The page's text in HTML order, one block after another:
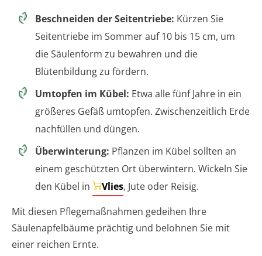
Beschneiden der Seitentriebe: Kürzen Sie
Seitentriebe im Sommer auf 10 bis 15 cm, um
die Säulenform zu bewahren und die
Blütenbildung zu fördern.
Umtopfen im Kübel: Etwa alle fünf Jahre in ein
größeres Gefäß umtopfen. Zwischenzeitlich Erde
nachfüllen und düngen.
Überwinterung: Pflanzen im Kübel sollten an
einem geschützten Ort überwintern. Wickeln Sie
den Kübel in
Vlies, Jute oder Reisig.
Mit diesen Pflegemaßnahmen gedeihen Ihre
Säulenapfelbäume prächtig und belohnen Sie mit
einer reichen Ernte.